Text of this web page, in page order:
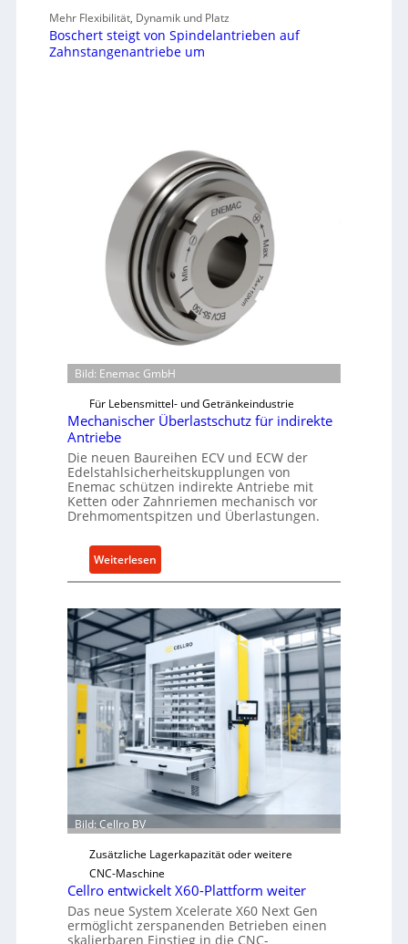
Mehr Flexibilität, Dynamik und Platz
Boschert steigt von Spindelantrieben auf
Zahnstangenantriebe um
Bild: Enemac GmbH
Für Lebensmittel- und Getränkeindustrie
Mechanischer Überlastschutz für indirekte
Antriebe
Die neuen Baureihen ECV und ECW der
Edelstahlsicherheitskupplungen von
Enemac schützen indirekte Antriebe mit
Ketten oder Zahnriemen mechanisch vor
Drehmomentspitzen und Überlastungen.
Weiterlesen:
M
c
h
n
i
s
c
h
e
r
Ü
b
s
Bild: Cellro BV
Zusätzliche Lagerkapazität oder weitere
CNC-Maschine
Cellro entwickelt X60-Plattform weiter
Das neue System Xcelerate X60 Next Gen
ermöglicht zerspanenden Betrieben einen
skalierbaren Einstieg in die CNC-